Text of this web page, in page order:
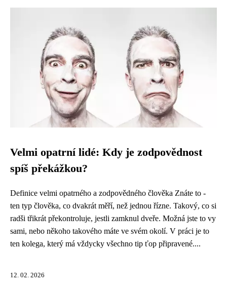
Velmi opatrní lidé: Kdy je zodpovědnost
spíš překážkou?
Definice velmi opatrného a zodpovědného člověka Znáte to -
ten typ člověka, co dvakrát měří, než jednou řízne. Takový, co si
radši třikrát překontroluje, jestli zamknul dveře. Možná jste to vy
sami, nebo někoho takového máte ve svém okolí. V práci je to
ten kolega, který má vždycky všechno tip ťop připravené....
12. 02. 2026